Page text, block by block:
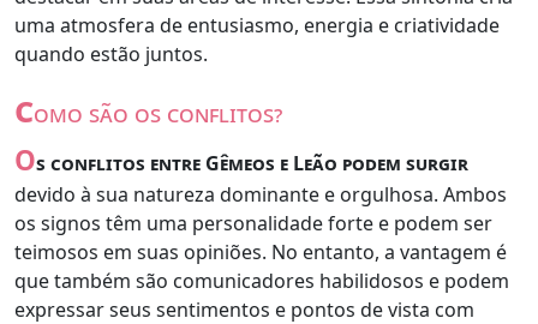
uma atmosfera de entusiasmo, energia e criatividade
quando estão juntos.
como são os conflitos?
Os conflitos entre Gêmeos e Leão podem surgir
devido à sua natureza dominante e orgulhosa. Ambos
os signos têm uma personalidade forte e podem ser
teimosos em suas opiniões. No entanto, a vantagem é
que também são comunicadores habilidosos e podem
expressar seus sentimentos e pontos de vista com